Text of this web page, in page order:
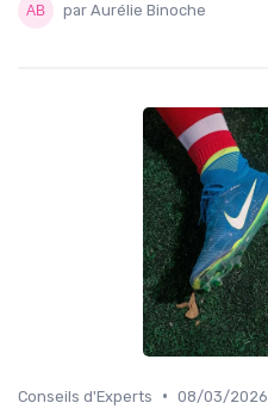
par Aurélie Binoche
Conseils d'Experts • 08/03/2026